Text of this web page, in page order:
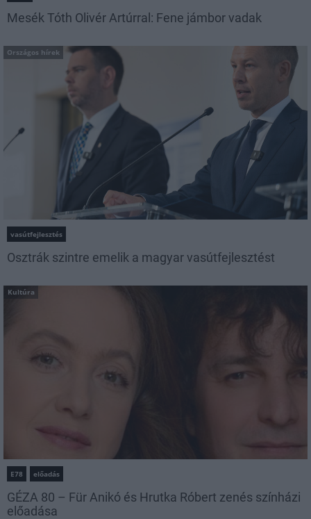
Mesék Tóth Olivér Artúrral: Fene jámbor vadak
Országos hírek
vasútfejlesztés
Osztrák szintre emelik a magyar vasútfejlesztést
Kultúra
E78 előadás
GÉZA 80 – Für Anikó és Hrutka Róbert zenés színházi
előadása